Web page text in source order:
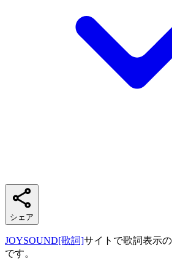
シェア
JOYSOUND[歌詞]サイトで歌詞表示
です。